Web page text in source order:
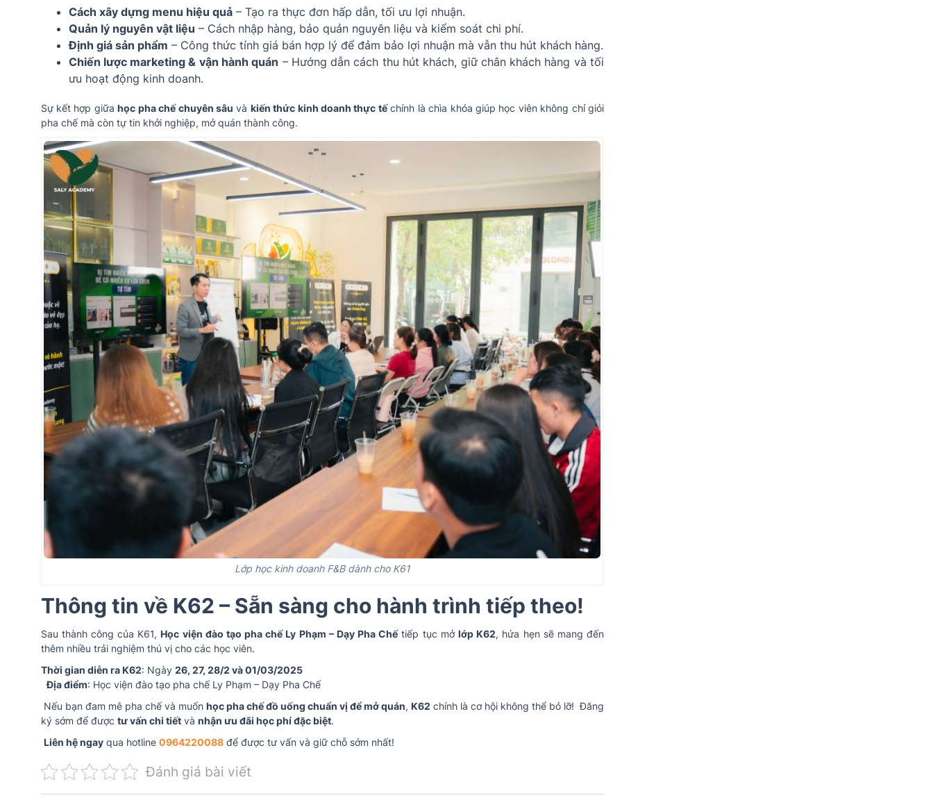
Cách xây dựng menu hiệu quả– Tạo ra thực đơn hấp dẫn, tối ưu lợi nhuận.
Quản lý nguyên vật liệu – Cách nhập hàng, bảo quản nguyên liệu và kiểm soát chi phí.
Định giá sản phẩm – Công thức tính giá bán hợp lý để đảm bảo lợi nhuận mà vẫn thu hút khách hàng.
Chiến lược marketing & vận hành quán – Hướng dẫn cách thu hút khách, giữ chân khách hàng và tối
ưu hoạt động kinh doanh.
Sự kết hợp giữahọc pha chế chuyên sâu và kiến thức kinh doanh thực tếchính là chìa khóa giúp học viên không chỉ giỏi
pha chế mà còn tự tin khởi nghiệp, mở quán thành công.
Lớp học kinh doanh F&B dành cho K61
Thông tin về K62 – Sẵn sàng cho hành trình tiếp theo!
Sau thành công của K61, Học viện đào tạo pha chế Ly Phạm – Dạy Pha Chếtiếp tục mởlớp K62, hứa hẹn sẽ mang đến
thêm nhiều trải nghiệm thú vị cho các học viên.
Thời gian diễn ra K62: Ngày 26, 27, 28/2 và 01/03/2025
Địa điểm: Học viện đào tạo pha chế Ly Phạm – Dạy Pha Chế
Nếu bạn đam mê pha chế và muốn học pha chế đồ uống chuẩn vị để mở quán, K62 chính là cơ hội không thể bỏ lỡ! Đăng
ký sớm để được tư vấn chi tiếtvà nhận ưu đãi học phí đặc biệt.
Liên hệ ngayqua hotline 0964220088để được tư vấn và giữ chỗ sớm nhất!
Đánh giá bài viết